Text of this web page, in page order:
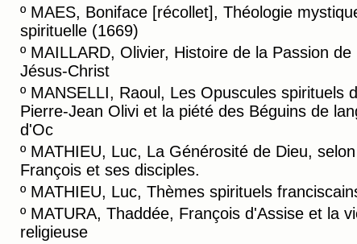
º MAES, Boniface [récollet], Théologie
spirituelle (1669)
º MAILLARD, Olivier, Histoire de la Passion de
Jésus-Christ
º MANSELLI, Raoul, Les Opuscules spirituels
Pierre-Jean Olivi et la piété des Béguins de
d'Oc
º MATHIEU, Luc, La Générosité de Dieu, selon
François et ses disciples.
º MATHIEU, Luc, Thèmes spirituels
º MATURA, Thaddée, François d'Assise et la
religieuse